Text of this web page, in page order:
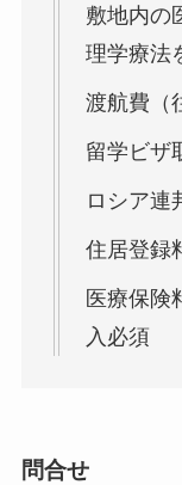
敷地内の
理学療法
渡航費（
留学ビザ
ロシア連
住居登録
医療保
入必須
問合せ